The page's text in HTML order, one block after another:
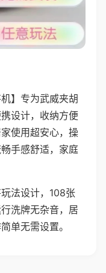
】专为武威夹胡
设计，收纳方便
使用超安心，操
手感舒适，家庭
法设计，108张
洗牌无杂音，居
单无需设置。